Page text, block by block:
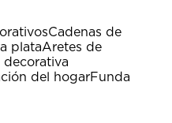
Cadenas de
plataAretes de
decorativa
del hogarFunda